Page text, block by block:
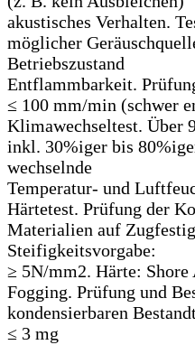
akustisches Verhalten.
möglicher
Betriebszustand
Entflammbarkeit.
≤ 100 mm/min (schwer
Klimawechseltest. Über
inkl. 30%iger bis
wechselnde
Temperatur- und
Härtetest. Prüfung der
Materialien auf
Steifigkeitsvorgabe:
≥ 5N/mm2. Härte: Shore
Fogging. Prüfung und
kondensierbaren
≤ 3 mg